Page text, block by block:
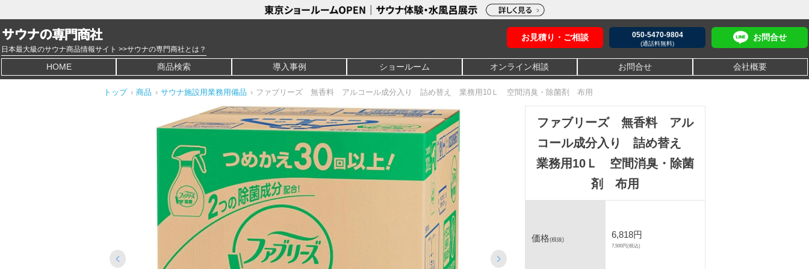
日本最大級のサウナ商品情報サイト >>サウナの専門商社とは？
お見積り・ご相談 050-5470-9804
(通話料無料)
お問合せ
HOME 商品検索 導入事例 ショールーム オンライン相談 お問合せ 会社概要
トップ › 商品 › サウナ施設用業務用備品 › ファブリーズ 無香料 アルコール成分入り 詰め替え 業務用10Ｌ 空間消臭・除菌剤 布用
ファブリーズ 無香料 アル
コール成分入り 詰め替え
業務用10Ｌ 空間消臭・除菌
剤 布用
価格(税抜) 6,818円
7,500円(税込)